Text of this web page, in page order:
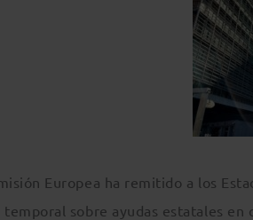
Europea ha remitido a los
temporal sobre ayudas estatales en